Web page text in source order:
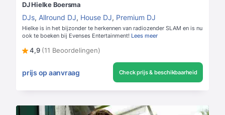
DJ Hielke Boersma
DJs, Allround DJ, House DJ, Premium DJ
Hielke is in het bijzonder te herkennen van radiozender SLAM en is nu
ook te boeken bij Evenses Entertainment! Lees meer
4,9 (11 Beoordelingen)
prijs op aanvraag Check prijs & beschikbaarheid